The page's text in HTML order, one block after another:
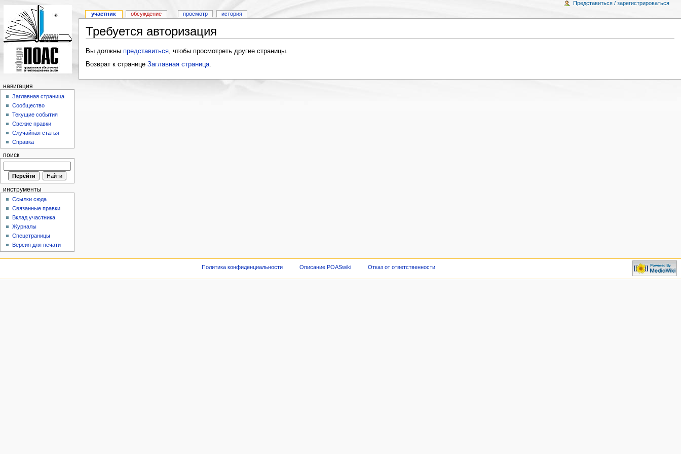
Требуется авторизация
Вы должны представиться, чтобы просмотреть другие страницы.
Возврат к странице Заглавная страница.
участник обсуждение просмотр история
Представиться / зарегистрироваться
навигация
Заглавная страница
Сообщество
Текущие события
Свежие правки
Случайная статья
Справка
поиск
инструменты
Ссылки сюда
Связанные правки
Вклад участника
Журналы
Спецстраницы
Версия для печати
Политика конфиденциальности Описание POASwiki Отказ от ответственности